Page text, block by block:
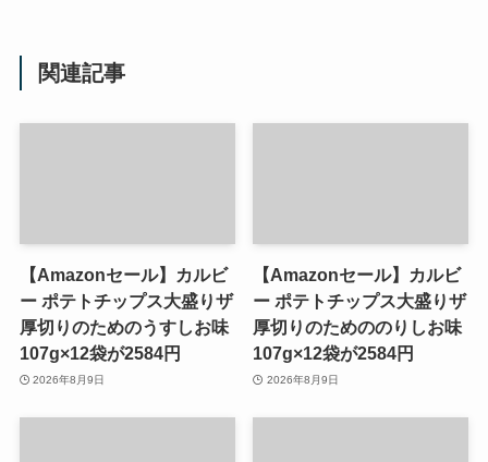
関連記事
【Amazonセール】カルビ
ー ポテトチップス大盛りザ
厚切りのためのうすしお味
107g×12袋が2584円
2026年8月9日
【Amazonセール】カルビ
ー ポテトチップス大盛りザ
厚切りのためののりしお味
107g×12袋が2584円
2026年8月9日